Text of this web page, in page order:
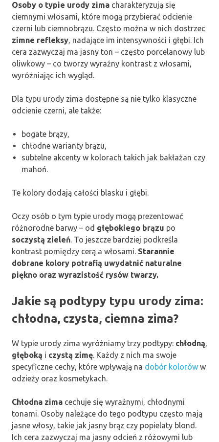
Osoby o typie urody zima charakteryzują się
ciemnymi włosami, które mogą przybierać odcienie
czerni lub ciemnobrązu. Często można w nich dostrzec
zimne refleksy, nadające im intensywności i głębi. Ich
cera zazwyczaj ma jasny ton – często porcelanowy lub
oliwkowy – co tworzy wyraźny kontrast z włosami,
wyróżniając ich wygląd.
Dla typu urody zima dostępne są nie tylko klasyczne
odcienie czerni, ale także:
bogate brązy,
chłodne warianty brązu,
subtelne akcenty w kolorach takich jak bakłażan czy
mahoń.
Te kolory dodają całości blasku i głębi.
Oczy osób o tym typie urody mogą prezentować
różnorodne barwy – od głębokiego brązu po
soczystą zieleń. To jeszcze bardziej podkreśla
kontrast pomiędzy cerą a włosami. Starannie
dobrane kolory potrafią uwydatnić naturalne
piękno oraz wyrazistość rysów twarzy.
Jakie są podtypy typu urody zima:
chłodna, czysta, ciemna zima?
W typie urody zima wyróżniamy trzy podtypy: chłodną,
głęboką i czystą zimę. Każdy z nich ma swoje
specyficzne cechy, które wpływają na dobór kolorów w
odzieży oraz kosmetykach.
Chłodna zima cechuje się wyraźnymi, chłodnymi
tonami. Osoby należące do tego podtypu często mają
jasne włosy, takie jak jasny brąz czy popielaty blond.
Ich cera zazwyczaj ma jasny odcień z różowymi lub